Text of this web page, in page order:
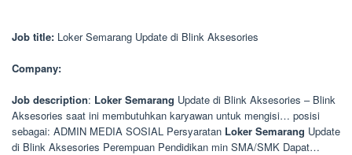
Job title: Loker Semarang Update di Blink Aksesories
Company:
Job description: Loker Semarang Update di Blink Aksesories – Blink
Aksesories saat ini membutuhkan karyawan untuk mengisi… posisi
sebagai: ADMIN MEDIA SOSIAL Persyaratan Loker Semarang Update
di Blink Aksesories Perempuan Pendidikan min SMA/SMK Dapat…